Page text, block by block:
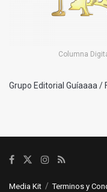
Columna
Grupo Editorial Guíaaaa /
Media Kit Terminos y